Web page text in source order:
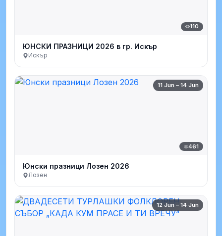
110
ЮНСКИ ПРАЗНИЦИ 2026 в гр. Искър
Искър
11 Jun – 14 Jun
461
Юнски празници Лозен 2026
Лозен
12 Jun – 14 Jun